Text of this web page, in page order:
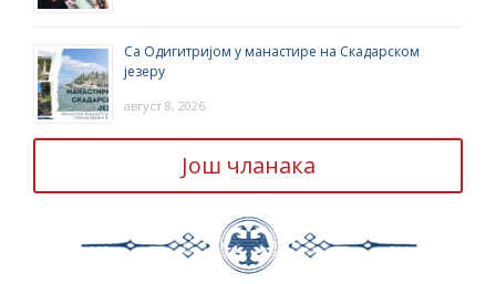
Са Одигитријом у манастире на Скадарском
језеру
август 8, 2026
Још чланака